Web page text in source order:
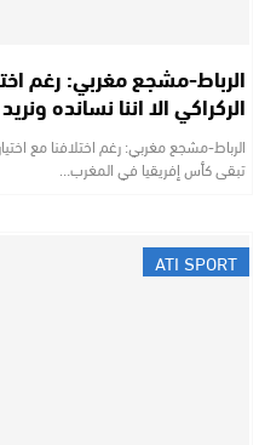
الرباط-مشجع مغربي: رغم
الركراكي الا اننا نسانده
الرباط-مشجع مغربي: رغم اختلافنا مع
تبقى كأس إفريقيا في المغرب…
ATI SPORT